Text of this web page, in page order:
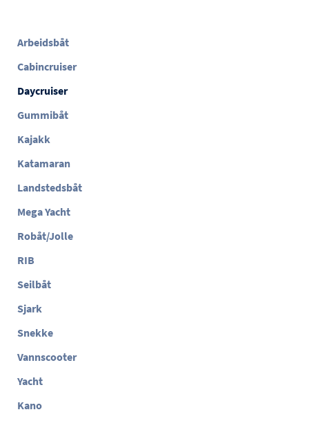
Arbeidsbåt
Cabincruiser
Daycruiser
Gummibåt
Kajakk
Katamaran
Landstedsbåt
Mega Yacht
Robåt/Jolle
RIB
Seilbåt
Sjark
Snekke
Vannscooter
Yacht
Kano